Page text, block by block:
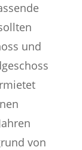
und
von